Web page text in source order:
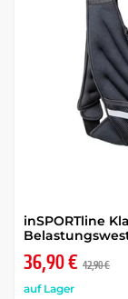
inSPORTline
36,90 € 42,90 €
auf Lager